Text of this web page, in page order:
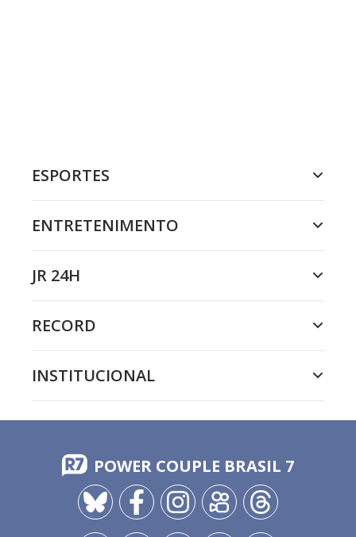
ESPORTES
ENTRETENIMENTO
JR 24H
RECORD
INSTITUCIONAL
POWER COUPLE BRASIL 7